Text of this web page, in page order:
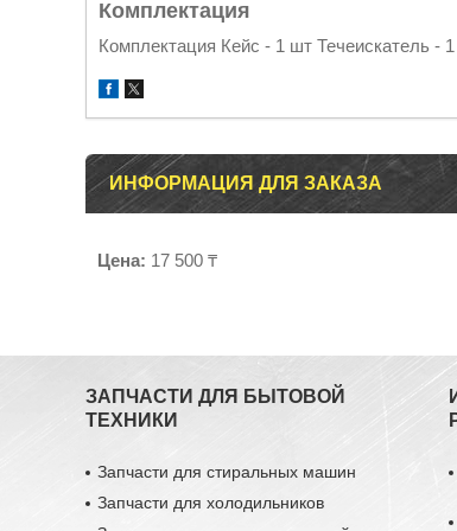
Комплектация
Комплектация Кейс - 1 шт Течеискатель -
ИНФОРМАЦИЯ ДЛЯ ЗАКАЗА
Цена: 17 500 ₸
ЗАПЧАСТИ ДЛЯ БЫТОВОЙ
ТЕХНИКИ
Запчасти для стиральных машин
Запчасти для холодильников